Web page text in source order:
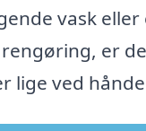
vask eller
er
lige ved